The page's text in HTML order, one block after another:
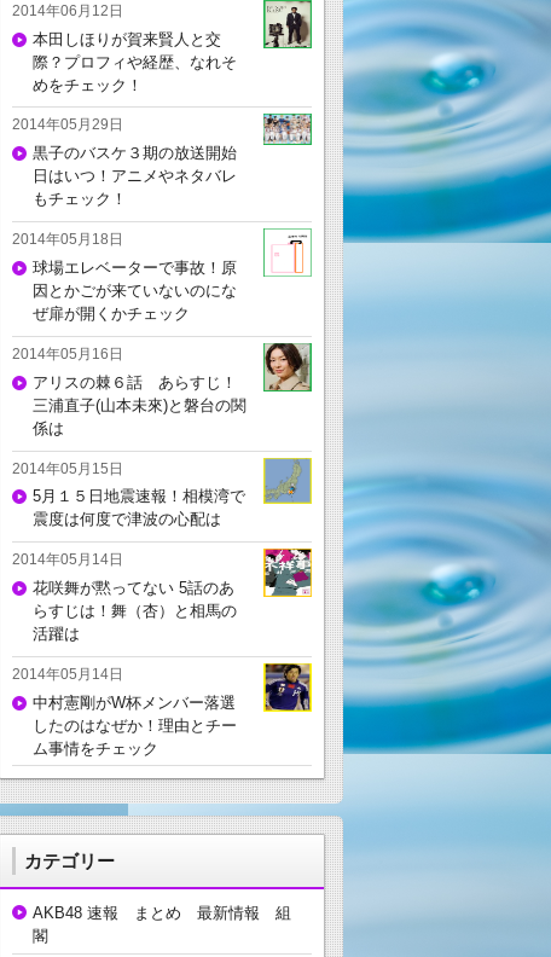
2014年06月12日
本田しほりが賀来賢人と交
際？プロフィや経歴、なれそ
めをチェック！
2014年05月29日
黒子のバスケ３期の放送開始
日はいつ！アニメやネタバレ
もチェック！
2014年05月18日
球場エレベーターで事故！原
因とかごが来ていないのにな
ぜ扉が開くかチェック
2014年05月16日
アリスの棘６話 あらすじ！
三浦直子(山本未來)と磐台の関
係は
2014年05月15日
5月１５日地震速報！相模湾で
震度は何度で津波の心配は
2014年05月14日
花咲舞が黙ってない 5話のあ
らすじは！舞（杏）と相馬の
活躍は
2014年05月14日
中村憲剛がW杯メンバー落選
したのはなぜか！理由とチー
ム事情をチェック
カテゴリー
AKB48 速報 まとめ 最新情報 組
閣